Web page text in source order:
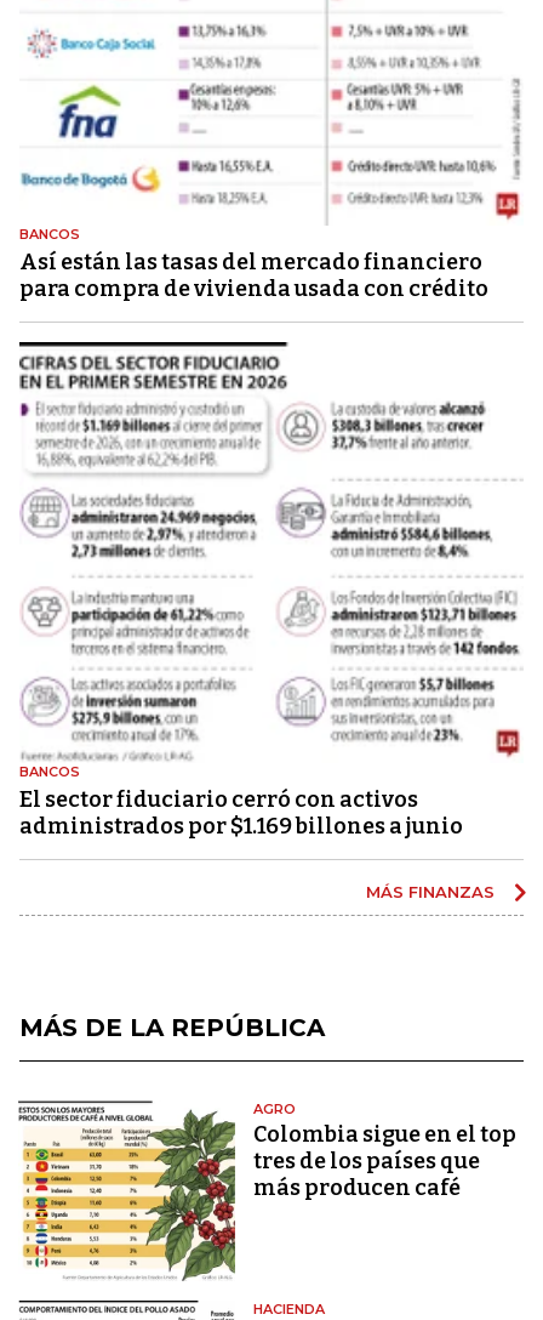
BANCOS
Así están las tasas del mercado financiero
para compra de vivienda usada con crédito
BANCOS
El sector fiduciario cerró con activos
administrados por $1.169 billones a junio
MÁS FINANZAS
MÁS DE LA REPÚBLICA
AGRO
Colombia sigue en el top
tres de los países que
más producen café
HACIENDA